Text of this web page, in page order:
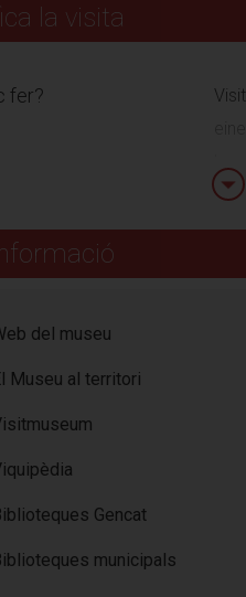
la visita
fer?
del museu
Museu al territori
Gencat
municipals